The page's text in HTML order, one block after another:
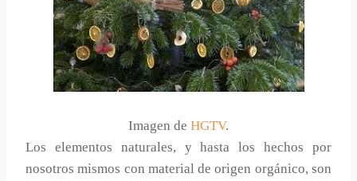
Imagen de HGTV.
Los elementos naturales, y hasta los hechos por
nosotros mismos con material de origen orgánico, son